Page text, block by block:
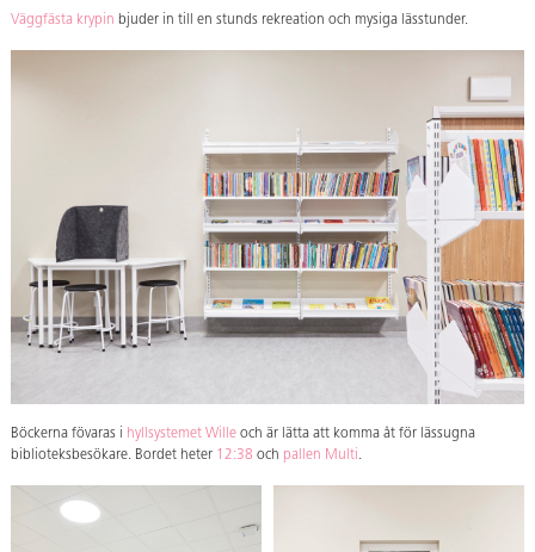
Väggfästa krypin bjuder in till en stunds rekreation och mysiga lässtunder.
Böckerna fövaras i hyllsystemet Wille och är lätta att komma åt för lässugna
biblioteksbesökare. Bordet heter 12:38 och pallen Multi.